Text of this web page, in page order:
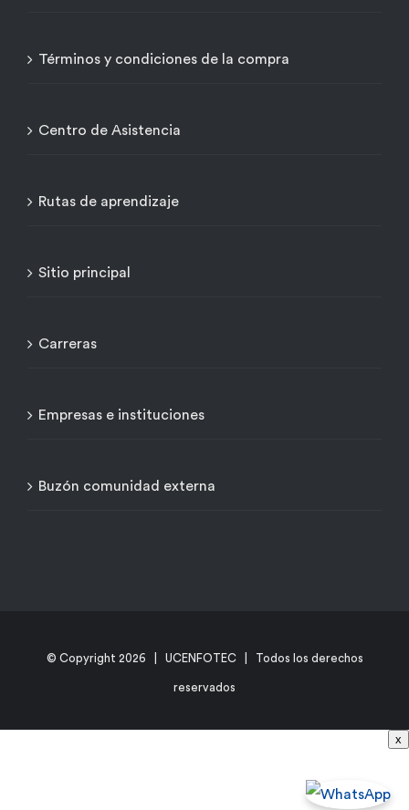
Términos y condiciones de la compra
Centro de Asistencia
Rutas de aprendizaje
Sitio principal
Carreras
Empresas e instituciones
Buzón comunidad externa
© Copyright 2026 | UCENFOTEC | Todos los derechos
reservados
x